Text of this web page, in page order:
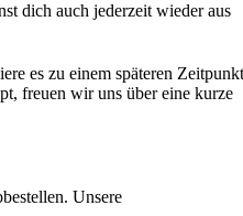
dich auch jederzeit wieder aus
es zu einem späteren
freuen wir uns über eine kurze
Unsere